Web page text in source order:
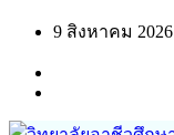
Skip
9 สิงหาคม 2026